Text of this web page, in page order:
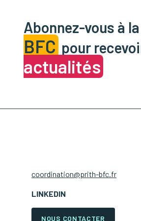
Abonnez-vous à la
BFC pour
actualités
coordination@prith-bfc.fr
LINKEDIN
NOUS CONTACTER